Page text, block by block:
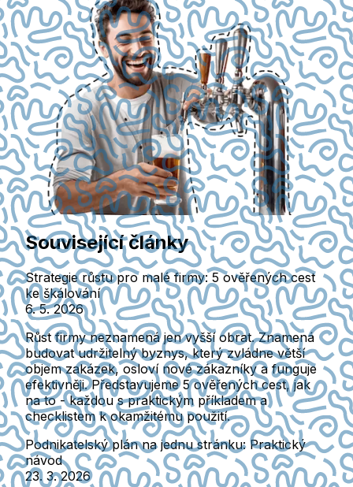
Související články
Strategie růstu pro malé firmy: 5 ověřených cest
ke škálování
6. 5. 2026
Růst firmy neznamená jen vyšší obrat. Znamená
budovat udržitelný byznys, který zvládne větší
objem zakázek, osloví nové zákazníky a funguje
efektivněji. Představujeme 5 ověřených cest, jak
na to - každou s praktickým příkladem a
checklistem k okamžitému použití.
Podnikatelský plán na jednu stránku: Praktický
návod
23. 3. 2026